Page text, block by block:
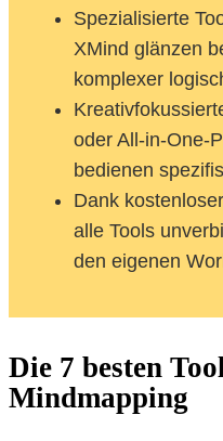
Spezialisierte
XMind glänzen
komplexer
oder All-in-One-
bedienen
Dank
alle Tools
den eigenen
Die 7 besten
Mindmapping